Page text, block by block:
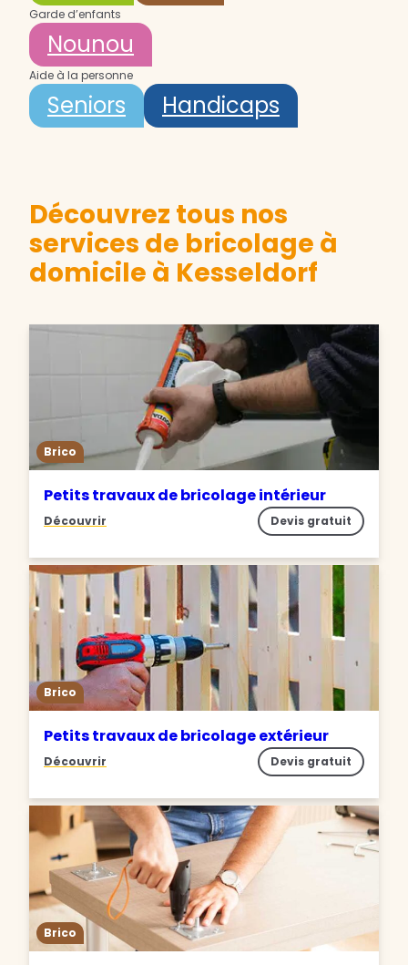
Garde d’enfants
Nounou
Aide à la personne
Seniors Handicaps
Découvrez tous nos
services de bricolage à
domicile à Kesseldorf
Brico
Petits travaux de bricolage intérieur
Découvrir Devis gratuit
Brico
Petits travaux de bricolage extérieur
Découvrir Devis gratuit
Brico